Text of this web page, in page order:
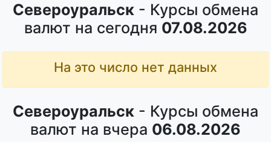
Североуральск - Курсы обмена
валют на сегодня 07.08.2026
На это число нет данных
Североуральск - Курсы обмена
валют на вчера 06.08.2026